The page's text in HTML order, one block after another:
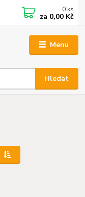
Menu
Hledat
0 ks
za 0,00 Kč